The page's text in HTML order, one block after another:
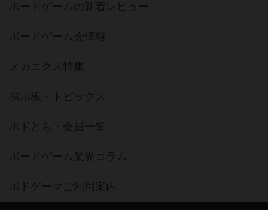
ボードゲームの新着レビュー
ボードゲーム会情報
メカニクス特集
掲示板・トピックス
ボドとも・会員一覧
ボードゲーム業界コラム
ボドゲーマご利用案内